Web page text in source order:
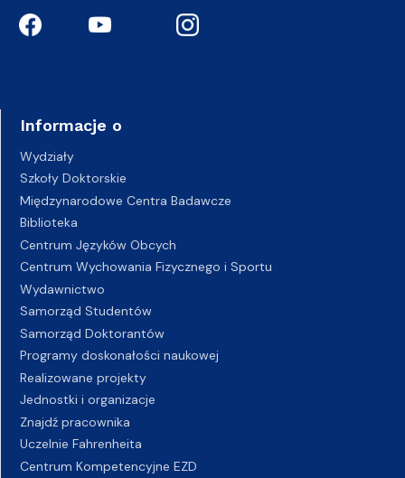
Informacje o
Wydziały
Szkoły Doktorskie
Międzynarodowe Centra Badawcze
Biblioteka
Centrum Języków Obcych
Centrum Wychowania Fizycznego i Sportu
Wydawnictwo
Samorząd Studentów
Samorząd Doktorantów
Programy doskonałości naukowej
Realizowane projekty
Jednostki i organizacje
Znajdź pracownika
Uczelnie Fahrenheita
Centrum Kompetencyjne EZD